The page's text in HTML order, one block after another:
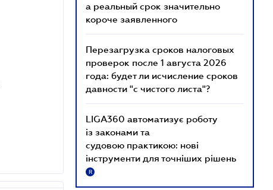
а реальный срок значительно
короче заявленного
Перезагрузка сроков налоговых
проверок после 1 августа 2026
года: будет ли исчисление сроков
давности "с чистого листа"?
LIGA360 автоматизує роботу
із законами та
судовою практикою: нові
інструменти для точніших рішень
R